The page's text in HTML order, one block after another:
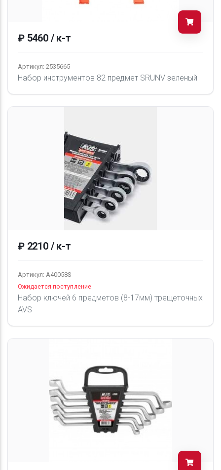
₽ 5460 / к-т
Артикул: 2535665
Набор инструментов 82 предмет SRUNV зеленый
₽ 2210 / к-т
Артикул: A40058S
Ожидается поступление
Набор ключей 6 предметов (8-17мм) трещеточных
AVS